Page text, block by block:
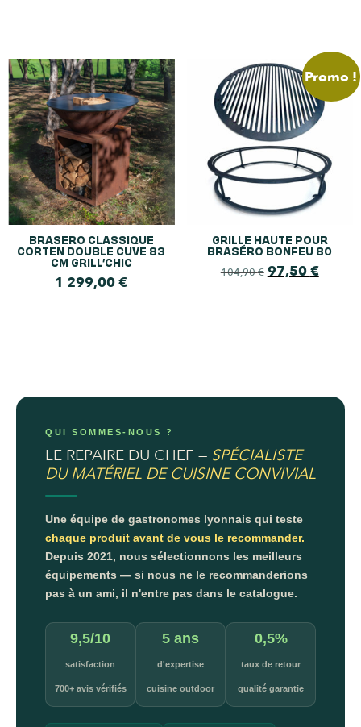
BRASERO CLASSIQUE
CORTEN DOUBLE CUVE 83
CM GRILL’CHIC
1 299,00€
Promo !
GRILLE HAUTE POUR
BRASÉRO BONFEU 80
104,90€ 97,50€
QUI SOMMES-NOUS ?
LE REPAIRE DU CHEF — SPÉCIALISTE
DU MATÉRIEL DE CUISINE CONVIVIAL
Une équipe de gastronomes lyonnais qui teste
chaque produit avant de vous le recommander.
Depuis 2021, nous sélectionnons les meilleurs
équipements — si nous ne le recommanderions
pas à un ami, il n'entre pas dans le catalogue.
9,5/10
satisfaction
700+ avis vérifiés
5 ans
d'expertise
cuisine outdoor
0,5%
taux de retour
qualité garantie